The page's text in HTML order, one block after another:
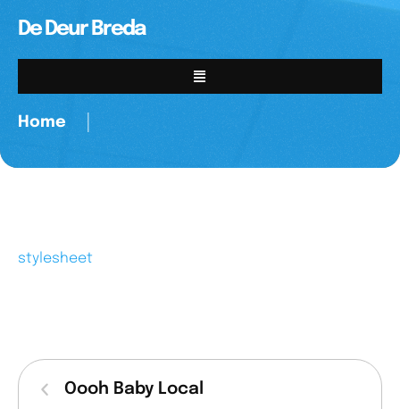
De Deur Breda
Home
stylesheet
Oooh Baby Local